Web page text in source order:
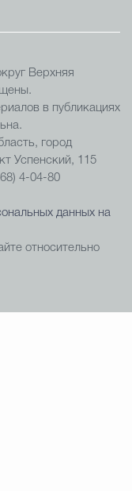
Верхняя
в публикациях
город
Успенский, 115
4-04-80
данных на
относительно